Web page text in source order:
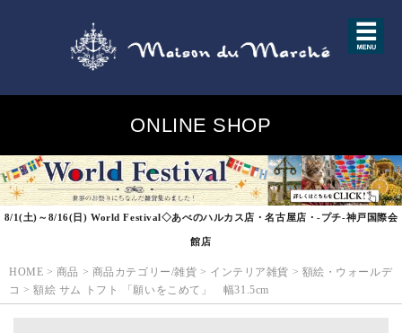
ONLINE SHOP
8/1(土)～8/16(日) World Festival◇あべのハルカス店・名古屋店・-プチ-神戸国際会
館店
HOME > 商品 > 商品カテゴリー/雑貨 > インテリア雑貨 > 額絵・ウォールデ
コ >額絵 サム トフト 「願いをこめて」 幅31.5cm